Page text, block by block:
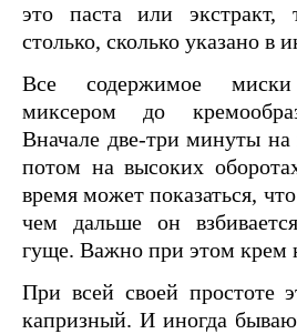
это паста или экстракт,
столько, сколько указано в
Все содержимое
миксером до
Вначале две-три минуты
потом на высоких
время может показаться,
чем дальше он
гуще. Важно при этом крем
При всей своей простоте
капризный. И иногда